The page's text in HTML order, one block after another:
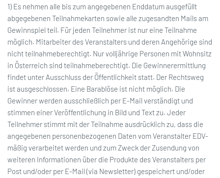
1) Es nehmen alle bis zum angegebenen Enddatum ausgefüllt
abgegebenen Teilnahmekarten sowie alle zugesandten Mails am
Gewinnspiel teil. Für jeden Teilnehmer ist nur eine Teilnahme
möglich. Mitarbeiter des Veranstalters und deren Angehörige sind
nicht teilnahmeberechtigt. Nur volljährige Personen mit Wohnsitz
in Österreich sind teilnahmeberechtigt. Die Gewinnerermittlung
findet unter Ausschluss der Öffentlichkeit statt. Der Rechtsweg
ist ausgeschlossen. Eine Barablöse ist nicht möglich. Die
Gewinner werden ausschließlich per E-Mail verständigt und
stimmen einer Veröffentlichung in Bild und Text zu. Jeder
Teilnehmer stimmt mit der Teilnahme ausdrücklich zu, dass die
angegebenen personenbezogenen Daten vom Veranstalter EDV-
mäßig verarbeitet werden und zum Zweck der Zusendung von
weiteren Informationen über die Produkte des Veranstalters per
Post und/oder per E-Mail (via Newsletter) gespeichert und/oder